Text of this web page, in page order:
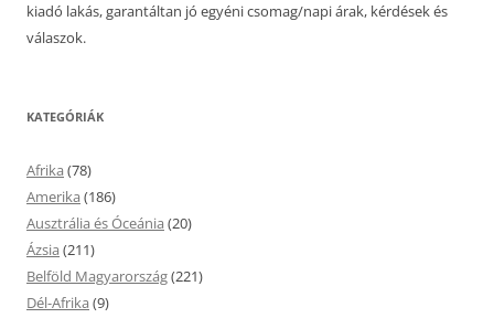
kiadó lakás, garantáltan jó egyéni csomag/napi árak, kérdések és
válaszok.
KATEGÓRIÁK
Afrika (78)
Amerika (186)
Ausztrália és Óceánia (20)
Ázsia (211)
Belföld Magyarország(221)
Dél-Afrika (9)